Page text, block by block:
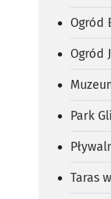
Ogród
Ogród
Park
Taras